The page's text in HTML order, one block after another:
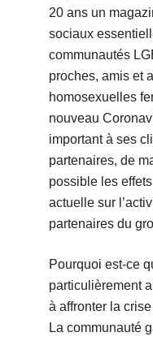
20 ans un
sociaux
communautés
proches, amis et
homosexuelles
nouveau
important à ses
partenaires, de
possible les
actuelle sur
partenaires du
Pourquoi est-ce
particulièrement
à affronter la
La communauté